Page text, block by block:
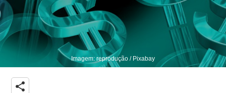
Imagem: reprodução / Pixabay
share